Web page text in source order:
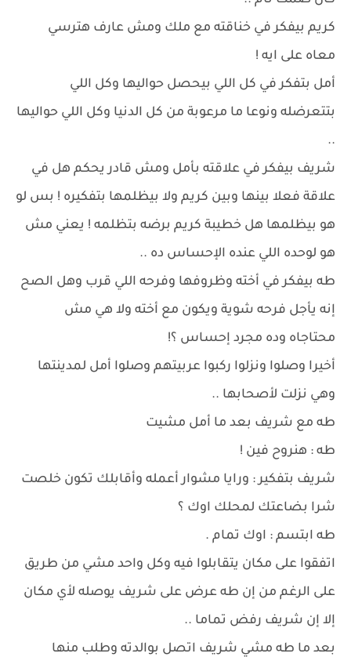
كريم بيفكر في خناقته مع ملك ومش عارف هترسي
معاه على ايه !
أمل بتفكر في كل اللي بيحصل حواليها وكل اللي
بتتعرضله ونوعا ما مرعوبة من كل الدنيا وكل اللي حواليها
..
شريف بيفكر في علاقته بأمل ومش قادر يحكم هل في
علاقة فعلا بينها وبين كريم ولا بيظلمها بتفكيره ! بس لو
هو بيظلمها هل خطيبة كريم برضه بتظلمه ! يعني مش
هو لوحده اللي عنده الإحساس ده ..
طه بيفكر في أخته وظروفها وفرحه اللي قرب وهل الصح
إنه يأجل فرحه شوية ويكون مع أخته ولا هي مش
محتاجاه وده مجرد إحساس ؟!
أخيرا وصلوا ونزلوا ركبوا عربيتهم وصلوا أمل لمدينتها
وهي نزلت لأصحابها ..
طه مع شريف بعد ما أمل مشيت
طه : هنروح فين !
شريف بتفكير : ورايا مشوار أعمله وأقابلك تكون خلصت
شرا بضاعتك لمحلك اوك ؟
طه ابتسم : اوك تمام .
اتفقوا على مكان يتقابلوا فيه وكل واحد مشي من طريق
على الرغم من إن طه عرض على شريف يوصله لأي مكان
إلا إن شريف رفض تماما ..
بعد ما طه مشي شريف اتصل بوالدته وطلب منها